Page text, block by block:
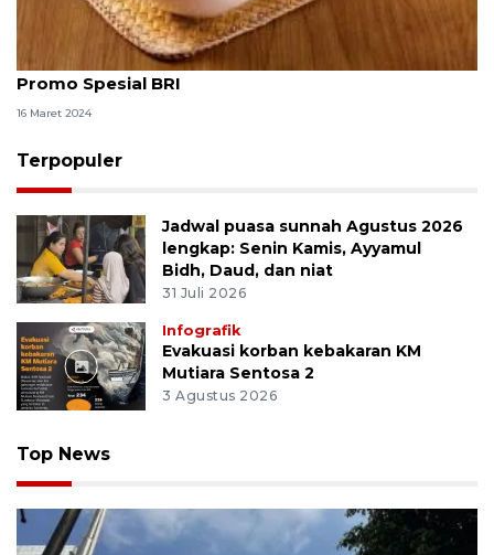
Nikmati bukber cantik di Common Ground dengan
Promo Spesial BRI
16 Maret 2024
Terpopuler
Jadwal puasa sunnah Agustus 2026
lengkap: Senin Kamis, Ayyamul
Bidh, Daud, dan niat
31 Juli 2026
Infografik
Evakuasi korban kebakaran KM
Mutiara Sentosa 2
3 Agustus 2026
Top News